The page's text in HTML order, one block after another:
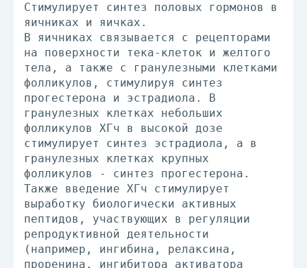
Стимулирует синтез половых гормонов в
яичниках и яичках.
В яичниках связывается с рецепторами
на поверхности тека-клеток и желтого
тела, а также с гранулезными клетками
фолликулов, стимулируя синтез
прогестерона и эстрадиола. В
гранулезных клетках небольших
фолликулов ХГч в высокой дозе
стимулирует синтез эстрадиола, а в
гранулезных клетках крупных
фолликулов - синтез прогестерона.
Также введение ХГч стимулирует
выработку биологически активных
пептидов, участвующих в регуляции
репродуктивной деятельности
(например, ингибина, релаксина,
проренина, ингибитора активатора